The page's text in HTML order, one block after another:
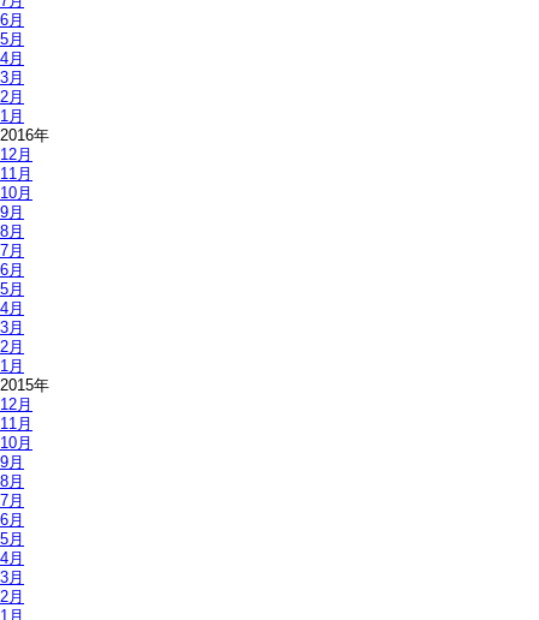
6月
5月
4月
3月
2月
1月
2016年
12月
11月
10月
9月
8月
7月
6月
5月
4月
3月
2月
1月
2015年
12月
11月
10月
9月
8月
7月
6月
5月
4月
3月
2月
1月